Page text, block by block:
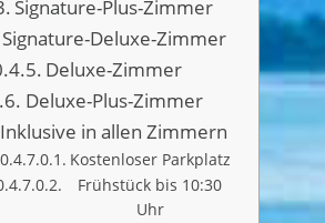
Signature-Plus-Zimmer
Signature-Deluxe-Zimmer
Deluxe-Zimmer
Deluxe-Plus-Zimmer
Inklusive in allen Zimmern
Kostenloser Parkplatz
Frühstück bis 10:30
Uhr